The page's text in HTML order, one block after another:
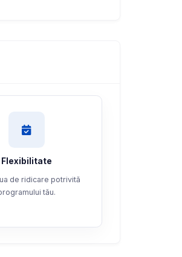
Flexibilitate
de ridicare potrivită
tău.